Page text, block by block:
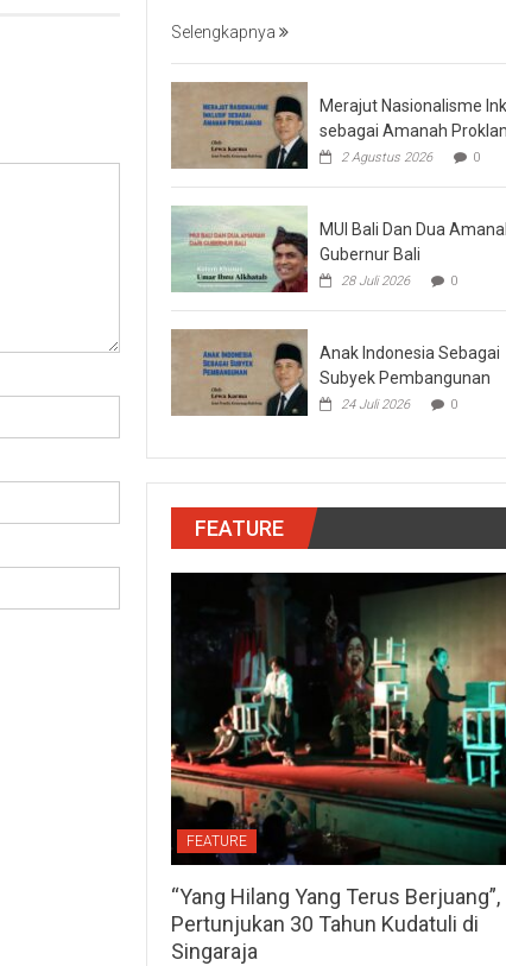
Selengkapnya
Merajut Nasionalisme
sebagai Amanah
2 Agustus 2026 0
MUI Bali Dan Dua
Gubernur Bali
28 Juli 2026 0
Anak Indonesia Sebagai
Subyek Pembangunan
24 Juli 2026 0
FEATURE
FEATURE
“Yang Hilang Yang Terus Berjuang”,
Pertunjukan 30 Tahun Kudatuli di
Singaraja